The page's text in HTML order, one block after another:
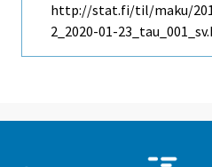
http://stat.fi/til/maku/
2_2020-01-